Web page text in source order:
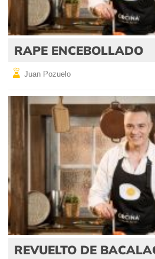
RAPE ENCEBOLLADO
Juan Pozuelo
REVUELTO DE